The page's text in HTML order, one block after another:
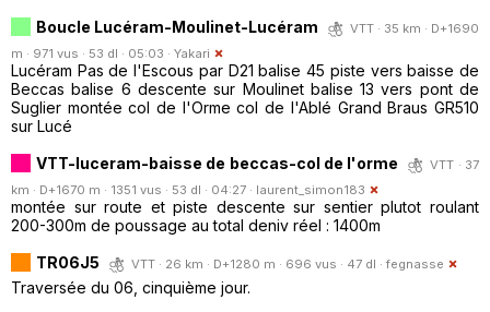
Boucle Lucéram-Moulinet-Lucéram
VTT · 35 km · D+1690
m · 971 vus · 53 dl · 05:03 · Yakari
Lucéram Pas de l'Escous par D21 balise 45 piste vers baisse de
Beccas balise 6 descente sur Moulinet balise 13 vers pont de
Suglier montée col de l'Orme col de l'Ablé Grand Braus GR510
sur Lucé
VTT-luceram-baisse de beccas-col de l'orme
VTT · 37
km · D+1670 m · 1351 vus · 53 dl · 04:27 · laurent_simon183
montée sur route et piste descente sur sentier plutot roulant
200-300m de poussage au total deniv réel : 1400m
TR06J5
VTT · 26 km · D+1280 m · 696 vus · 47 dl · fegnasse
Traversée du 06, cinquième jour.